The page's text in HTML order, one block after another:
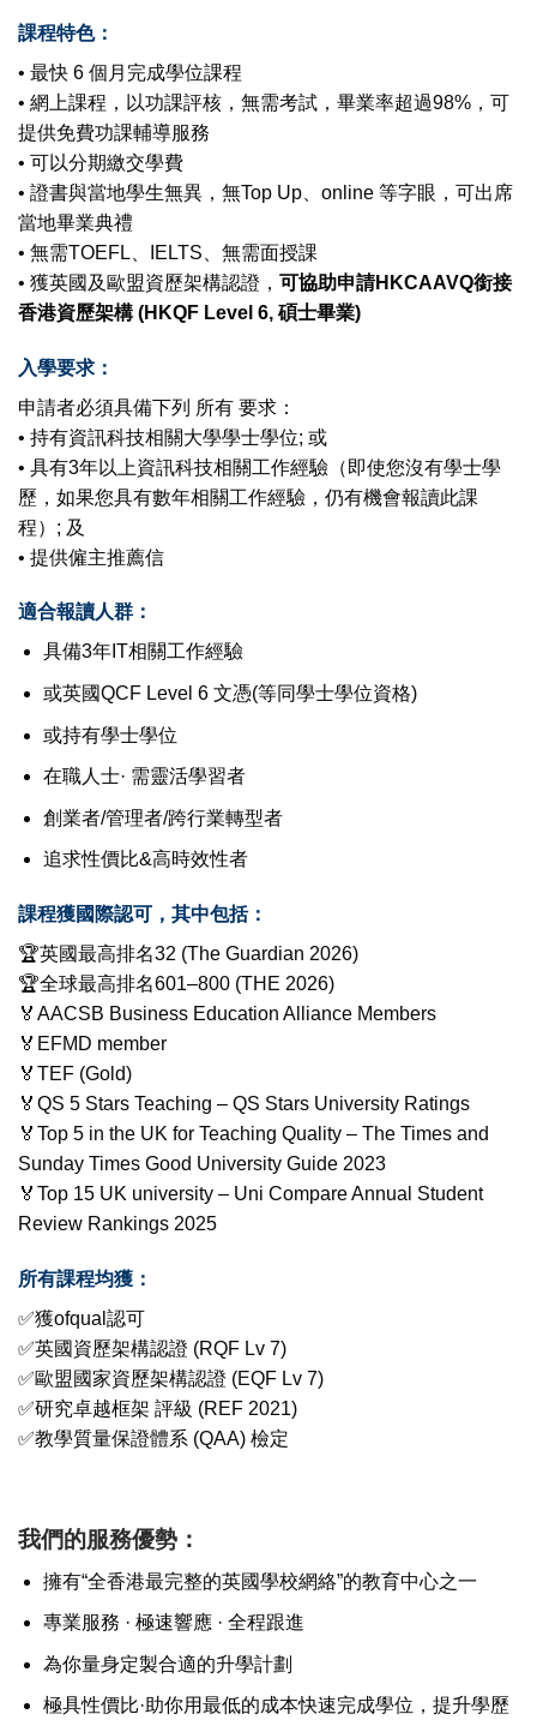
課程特色：
• 最快 6 個月完成學位課程
• 網上課程，以功課評核，無需考試，畢業率超過98%，可
提供免費功課輔導服務
• 可以分期繳交學費
• 證書與當地學生無異，無Top Up、online 等字眼，可出席
當地畢業典禮
• 無需TOEFL、IELTS、無需面授課
• 獲英國及歐盟資歷架構認證， 可協助申請HKCAAVQ銜接
香港資歷架構 (HKQF Level 6, 碩士畢業)
入學要求：
申請者必須具備下列 所有 要求：
• 持有資訊科技相關大學學士學位; 或
• 具有3年以上資訊科技相關工作經驗（即使您沒有學士學
歷，如果您具有數年相關工作經驗，仍有機會報讀此課
程）; 及
• 提供僱主推薦信
適合報讀人群：
具備3年IT相關工作經驗
或英國QCF Level 6 文憑(等同學士學位資格)
或持有學士學位
在職人士· 需靈活學習者
創業者/管理者/跨行業轉型者
追求性價比&高時效性者
課程獲國際認可，其中包括：
🏆英國最高排名32 (The Guardian 2026)
🏆全球最高排名601–800 (THE 2026)
🏅AACSB Business Education Alliance Members
🏅EFMD member
🏅TEF (Gold)
🏅QS 5 Stars Teaching – QS Stars University Ratings
🏅Top 5 in the UK for Teaching Quality – The Times and
Sunday Times Good University Guide 2023
🏅Top 15 UK university – Uni Compare Annual Student
Review Rankings 2025
所有課程均獲：
✅獲ofqual認可
✅英國資歷架構認證 (RQF Lv 7)
✅歐盟國家資歷架構認證 (EQF Lv 7)
✅研究卓越框架 評級 (REF 2021)
✅教學質量保證體系 (QAA) 檢定
我們的服務優勢：
擁有“全香港最完整的英國學校網絡”的教育中心之一
專業服務 · 極速響應 · 全程跟進
為你量身定製合適的升學計劃
極具性價比·助你用最低的成本快速完成學位，提升學歷